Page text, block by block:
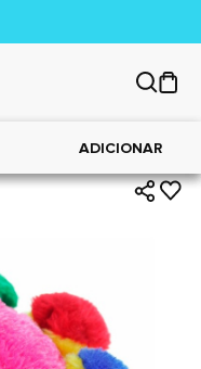
ADICIONAR